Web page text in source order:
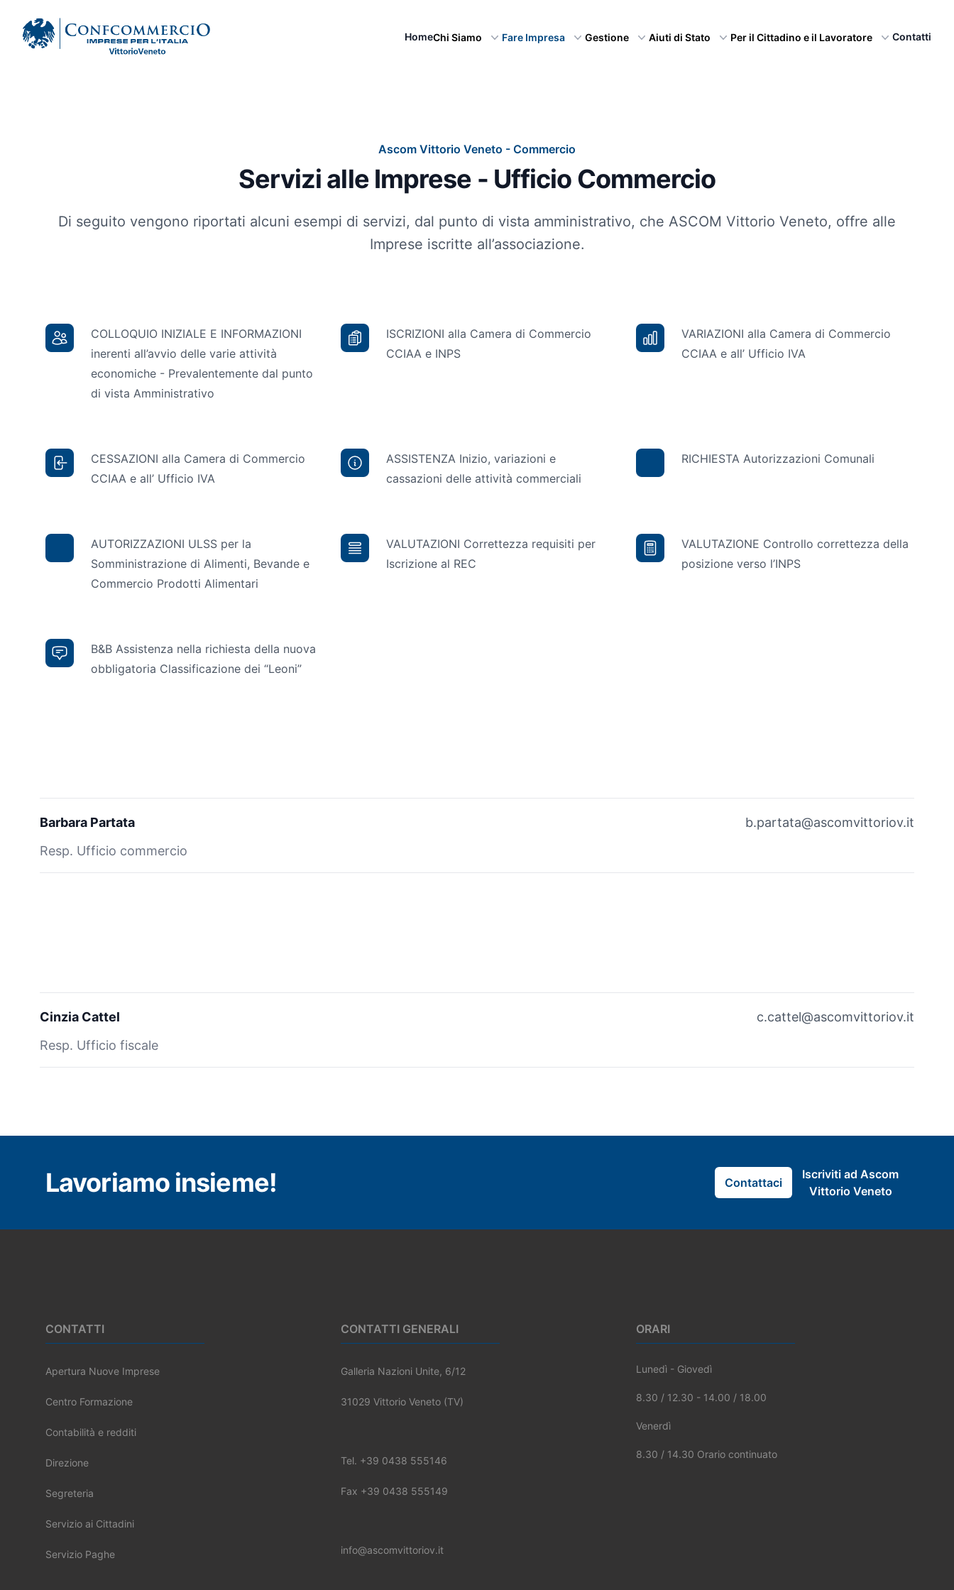
Ascom Vittorio Veneto
HomeChi Siamo Fare Impresa Gestione Aiuti di Stato Per il Cittadino e il Lavoratore Contatti
Ascom Vittorio Veneto - Commercio
Servizi alle Imprese - Ufficio Commercio
Di seguito vengono riportati alcuni esempi di servizi, dal punto di vista amministrativo, che ASCOM Vittorio Veneto, offre alle
Imprese iscritte all’associazione.
COLLOQUIO INIZIALE E INFORMAZIONI
inerenti all’avvio delle varie attività
economiche - Prevalentemente dal punto
di vista Amministrativo
ISCRIZIONI alla Camera di Commercio
CCIAA e INPS
VARIAZIONI alla Camera di Commercio
CCIAA e all’ Ufficio IVA
CESSAZIONI alla Camera di Commercio
CCIAA e all’ Ufficio IVA
ASSISTENZA Inizio, variazioni e
cassazioni delle attività commerciali
RICHIESTA Autorizzazioni Comunali
AUTORIZZAZIONI ULSS per la
Somministrazione di Alimenti, Bevande e
Commercio Prodotti Alimentari
VALUTAZIONI Correttezza requisiti per
Iscrizione al REC
VALUTAZIONE Controllo correttezza della
posizione verso l’INPS
B&B Assistenza nella richiesta della nuova
obbligatoria Classificazione dei “Leoni”
Barbara Partata
Resp. Ufficio commercio
b.partata@ascomvittoriov.it
Cinzia Cattel
Resp. Ufficio fiscale
c.cattel@ascomvittoriov.it
Lavoriamo insieme! Contattaci
Iscriviti ad Ascom
Vittorio Veneto
CONTATTI
Apertura Nuove Imprese
Centro Formazione
Contabilità e redditi
Direzione
Segreteria
Servizio ai Cittadini
Servizio Paghe
CONTATTI GENERALI
Galleria Nazioni Unite, 6/12
31029 Vittorio Veneto (TV)
Tel. +39 0438 555146
Fax +39 0438 555149
info@ascomvittoriov.it
ORARI
Lunedì - Giovedì
8.30 / 12.30 - 14.00 / 18.00
Venerdì
8.30 / 14.30 Orario continuato